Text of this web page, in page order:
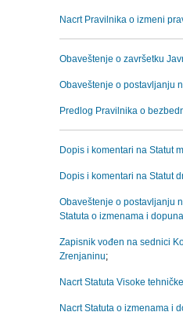
Nacrt Pravilnika o izmeni
Obaveštenje o završetku
Obaveštenje o postavljanju
Predlog Pravilnika o
Dopis i komentari na Statut
Dopis i komentari na Statut
Obaveštenje o postavljanju
Statuta o izmenama i
Zapisnik vođen na sednici
Zrenjaninu;
Nacrt Statuta Visoke
Nacrt Statuta o izmenama i